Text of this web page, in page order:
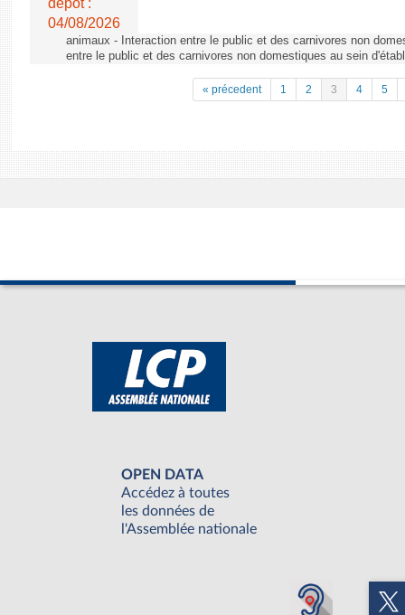
dépôt :
04/08/2026
animaux - Interaction entre le public et des carnivores non
entre le public et des carnivores non domestiques au sein
« précedent 1 2 3 4 5
OPEN DATA
Accédez à toutes
les données de
l'Assemblée nationale